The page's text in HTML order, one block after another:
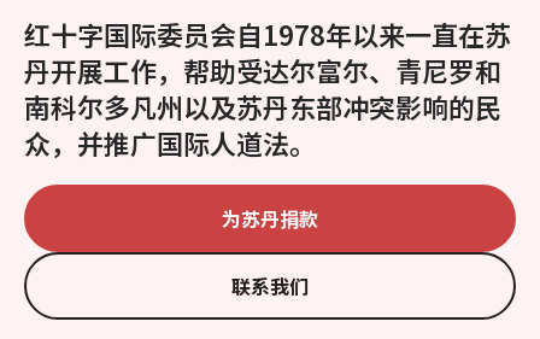
红十字国际委员会自1978年以来一直在苏
丹开展工作，帮助受达尔富尔、青尼罗和
南科尔多凡州以及苏丹东部冲突影响的民
众，并推广国际人道法。
为苏丹捐款
联系我们